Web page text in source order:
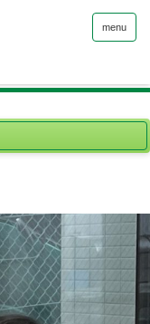
menu